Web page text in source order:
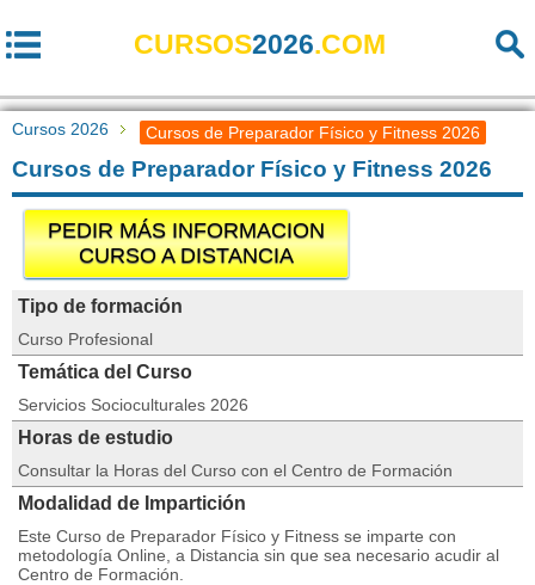
CURSOS2026.COM
Cursos 2026 Cursos de Preparador Físico y Fitness 2026
Cursos de Preparador Físico y Fitness 2026
PEDIR MÁS INFORMACION
CURSO A DISTANCIA
Tipo de formación
Curso Profesional
Temática del Curso
Servicios Socioculturales 2026
Horas de estudio
Consultar la Horas del Curso con el Centro de Formación
Modalidad de Impartición
Este Curso de Preparador Físico y Fitness se imparte con
metodología Online, a Distancia sin que sea necesario acudir al
Centro de Formación.